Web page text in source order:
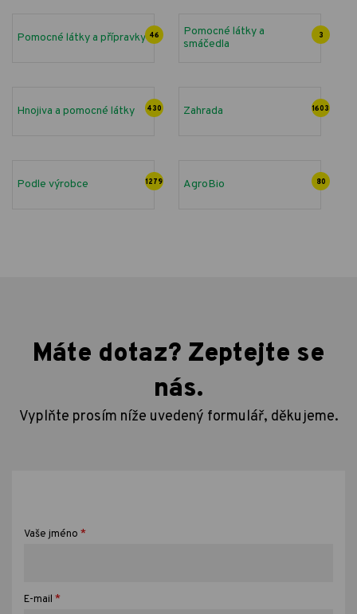
Pomocné látky a přípravky 46
Pomocné látky a
smáčedla
3
Hnojiva a pomocné látky 430 Zahrada 1603
Podle výrobce 1279 AgroBio 80
Máte dotaz? Zeptejte se
nás.
Vyplňte prosím níže uvedený formulář, děkujeme.
Vaše jméno *
E-mail *